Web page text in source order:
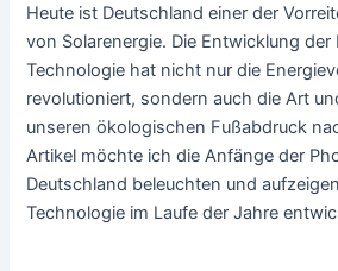
Heute ist Deutschland einer der
von Solarenergie. Die Entwicklung
Technologie hat nicht nur die
revolutioniert, sondern auch die Art
unseren ökologischen Fußabdruck
Artikel möchte ich die Anfänge der
Deutschland beleuchten und
Technologie im Laufe der Jahre